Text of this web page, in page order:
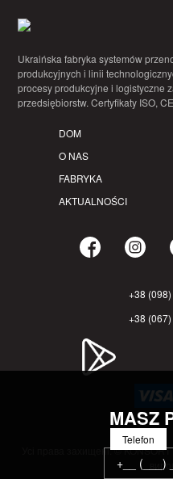
Ukraińska fabryka systemów
produkcyjnych i linii
procesy produkcyjne i logistyczne
przedsiębiorstw. Certyfikaty ISO,
DOM
O NAS
FABRYKA
AKTUALNOŚCI
+38
+38
Усі права захищені. ©
MASZ
Telefon